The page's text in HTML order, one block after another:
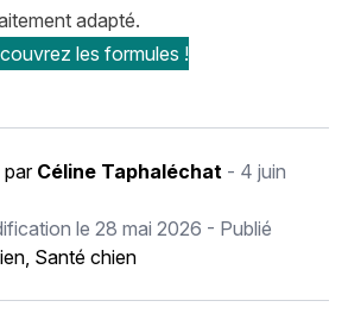
adapté.
les formules !
parCéline Taphaléchat - 4 juin
le28 mai 2026 - Publié
, Santé chien